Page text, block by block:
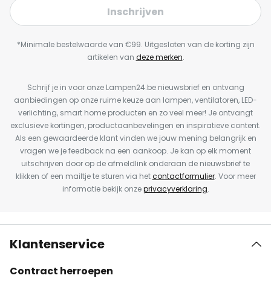
Inschrijven
*Minimale bestelwaarde van €99. Uitgesloten van de korting zijn
artikelen van deze merken.
Schrijf je in voor onze Lampen24.be nieuwsbrief en ontvang
aanbiedingen op onze ruime keuze aan lampen, ventilatoren, LED-
verlichting, smart home producten en zo veel meer! Je ontvangt
exclusieve kortingen, productaanbevelingen en inspiratieve content.
Als een gewaardeerde klant vinden we jouw mening belangrijk en
vragen we je feedback na een aankoop. Je kan op elk moment
uitschrijven door op de afmeldlink onderaan de nieuwsbrief te
klikken of een mailtje te sturen via hetcontactformulier. Voor meer
informatie bekijk onzeprivacyverklaring.
Klantenservice
Contract herroepen